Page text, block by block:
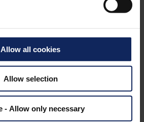
Allow all cookies
Allow selection
- Allow only necessary
potable, Chemnitz
de Chai Wan, Hong Kong